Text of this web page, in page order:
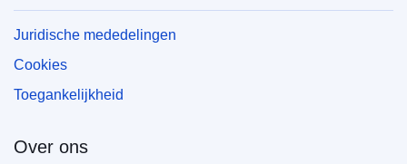
Juridische mededelingen
Cookies
Toegankelijkheid
Over ons